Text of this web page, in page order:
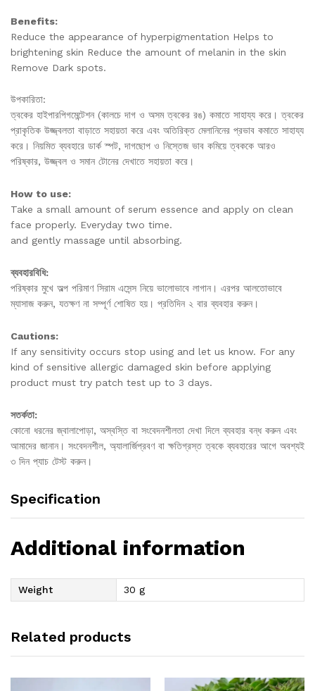
Benefits:
Reduce the appearance of hyperpigmentation Helps to
brightening skin Reduce the amount of melanin in the skin
Remove Dark spots.
উপকারিতা:
ত্বকের হাইপারপিগমেন্টেশন (কালচে দাগ ও অসম ত্বকের রঙ) কমাতে সাহায্য করে। ত্বকের
প্রাকৃতিক উজ্জ্বলতা বাড়াতে সহায়তা করে এবং অতিরিক্ত মেলানিনের প্রভাব কমাতে সাহায্য
করে। নিয়মিত ব্যবহারে ডার্ক স্পট, দাগছোপ ও নিস্তেজ ভাব কমিয়ে ত্বককে আরও
পরিষ্কার, উজ্জ্বল ও সমান টোনের দেখাতে সহায়তা করে।
How to use:
Take a small amount of serum essence and apply on clean
face properly. Everyday two time.
and gently massage until absorbing.
ব্যবহারবিধি:
পরিষ্কার মুখে অল্প পরিমাণ সিরাম এসেন্স নিয়ে ভালোভাবে লাগান। এরপর আলতোভাবে
ম্যাসাজ করুন, যতক্ষণ না সম্পূর্ণ শোষিত হয়। প্রতিদিন ২ বার ব্যবহার করুন।
Cautions:
If any sensitivity occurs stop using and let us know. For any
kind of sensitive allergic damaged skin before applying
product must try patch test up to 3 days.
সতর্কতা:
কোনো ধরনের জ্বালাপোড়া, অস্বস্তি বা সংবেদনশীলতা দেখা দিলে ব্যবহার বন্ধ করুন এবং
আমাদের জানান। সংবেদনশীল, অ্যালার্জিপ্রবণ বা ক্ষতিগ্রস্ত ত্বকে ব্যবহারের আগে অবশ্যই
৩ দিন প্যাচ টেস্ট করুন।
Specification
Additional information
Weight 30 g
Related products